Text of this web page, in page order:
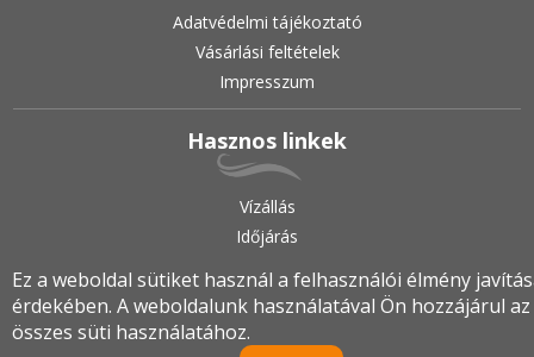
Adatvédelmi tájékoztató
Vásárlási feltételek
Impresszum
Hasznos linkek
Vízállás
Időjárás
2019.•© halfanatik.hu•Minden jog fenntartva!
Ez a weboldal sütiket használ a felhasználói élmény
érdekében. A weboldalunk használatával Ön hozzájárul az
összes süti használatához.